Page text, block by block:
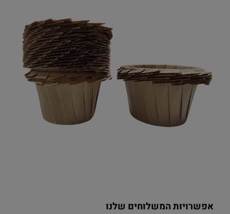
אפשרויות המשלוחים שלנו